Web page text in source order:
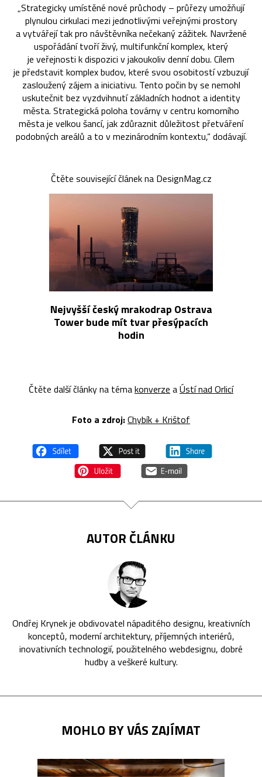
„Strategicky umístěné nové průchody – průřezy umožňují
plynulou cirkulaci mezi jednotlivými veřejnými prostory
a vytvářejí tak pro návštěvníka nečekaný zážitek. Navržené
uspořádání tvoří živý, multifunkční komplex, který
je veřejnosti k dispozici v jakoukoliv denní dobu. Cílem
je představit komplex budov, které svou osobitostí vzbuzují
zasloužený zájem a iniciativu. Tento počin by se nemohl
uskutečnit bez vyzdvihnutí základních hodnot a identity
města. Strategická poloha továrny v centru komorního
města je velkou šancí, jak zdůraznit důležitost přetváření
podobných areálů a to v mezinárodním kontextu,“ dodávají.
Čtěte související článek na DesignMag.cz
Nejvyšší český mrakodrap Ostrava
Tower bude mít tvar přesýpacích
hodin
Čtěte další články na témakonverze aÚstí nad Orlicí
Foto a zdroj:Chybík + Krištof
AUTOR ČLÁNKU
Ondřej Krynek je obdivovatel nápaditého designu, kreativních
konceptů, moderní architektury, příjemných interiérů,
inovativních technologií, použitelného webdesignu, dobré
hudby a veškeré kultury.
MOHLO BY VÁS ZAJÍMAT